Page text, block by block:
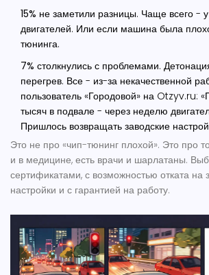
15% не заметили разницы. Чаще всего -
двигателей. Или если машина была
тюнинга.
7% столкнулись с проблемами.
перегрев. Все - из-за некачественной
пользователь «Городовой» на Otzyv.ru:
тысяч в подвале - через неделю
Пришлось возвращать заводские
Это не про «чип-тюнинг плохой». Это про
и в медицине, есть врачи и шарлатаны.
сертификатами, с возможностью отката на
настройки и с гарантией на работу.